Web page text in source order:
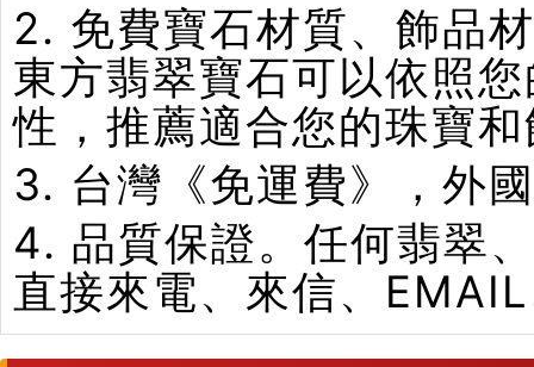
2. 免費寶石材質、飾品
東方翡翠寶石可以依照
性，推薦適合您的珠寶
3. 台灣《免運費》，外
4. 品質保證。任何翡翠
直接來電、來信、